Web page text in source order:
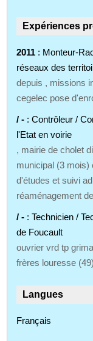
Expériences
2011 : Monteur-
réseaux des
depuis , missions
cegelec pose
/ - : Contrôleur /
l'Etat en voirie
, mairie de cholet
municipal (3 mois)
d'études et suivi
réaménagement
/ - : Technicien /
de Foucault
ouvrier vrd tp
frères louresse (49)
Langues
Français